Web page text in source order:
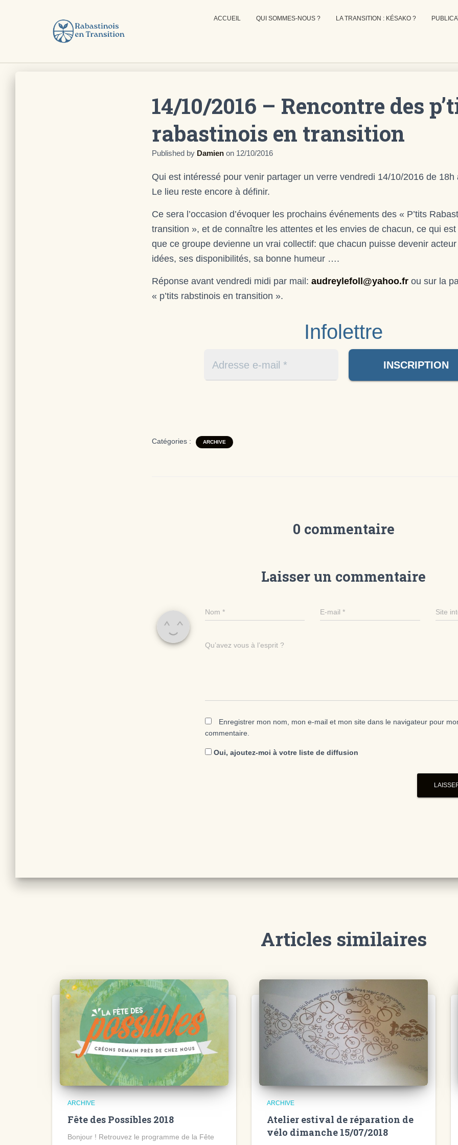
ACCUEIL QUI SOMMES-NOUS ? LA TRANSITION : KÉSAKO ?
14/10/2016 – Rencontre des
rabastinois en transition
Published by Damien on 12/10/2016
Qui est intéressé pour venir partager un verre vendredi 14/10/2016 de 18h
Le lieu reste encore à définir.
Ce sera l’occasion d’évoquer les prochains événements des « P’tits
transition », et de connaître les attentes et les envies de chacun, ce qui
que ce groupe devienne un vrai collectif: que chacun puisse devenir
idées, ses disponibilités, sa bonne humeur ….
Réponse avant vendredi midi par mail: audreylefoll@yahoo.fr ou sur la
« p’tits rabstinois en transition ».
Infolettre
Catégories : ARCHIVE
0 commentaire
Laisser un commentaire
Nom * E-mail* Site
Qu’avez vous à l’esprit ?
Enregistrer mon nom, mon e-mail et mon site dans le navigateur pour
commentaire.
Oui, ajoutez-moi à votre liste de diffusion
Articles similaires
ARCHIVE
Fête des Possibles 2018
Bonjour ! Retrouvez le programme de la Fête
ARCHIVE
Atelier estival de réparation de
vélo dimanche 15/07/2018